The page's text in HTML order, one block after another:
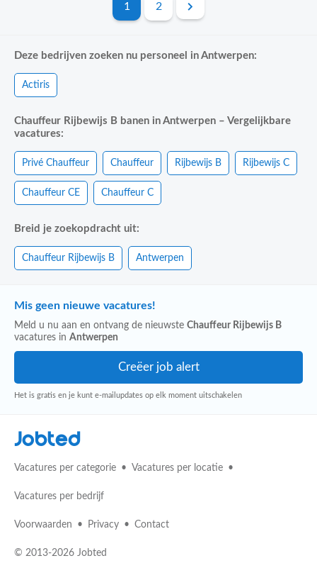
1 2
Deze bedrijven zoeken nu personeel in Antwerpen:
Actiris
Chauffeur Rijbewijs B banen in Antwerpen – Vergelijkbare
vacatures:
Privé Chauffeur Chauffeur Rijbewijs B Rijbewijs C
Chauffeur CE Chauffeur C
Breid je zoekopdracht uit:
Chauffeur Rijbewijs B Antwerpen
Mis geen nieuwe vacatures!
Meld u nu aan en ontvang de nieuwste Chauffeur Rijbewijs B
vacatures in Antwerpen
Het is gratis en je kunt e-mailupdates op elk moment uitschakelen
Jobted
Vacatures per categorie Vacatures per locatie
Vacatures per bedrijf
Voorwaarden Privacy Contact
© 2013-2026 Jobted